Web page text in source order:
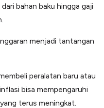
bahan baku hingga gaji
menjadi tantangan
peralatan baru atau
bisa mempengaruhi
terus meningkat.